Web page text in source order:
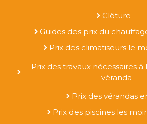
Clôture
Guides des prix du
Prix des climatiseurs le
Prix des travaux nécessaires
véranda
Prix des vérandas
Prix des piscines les